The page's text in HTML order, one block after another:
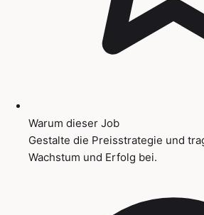
Warum dieser Job
Gestalte die Preisstrategie und
Wachstum und Erfolg bei.